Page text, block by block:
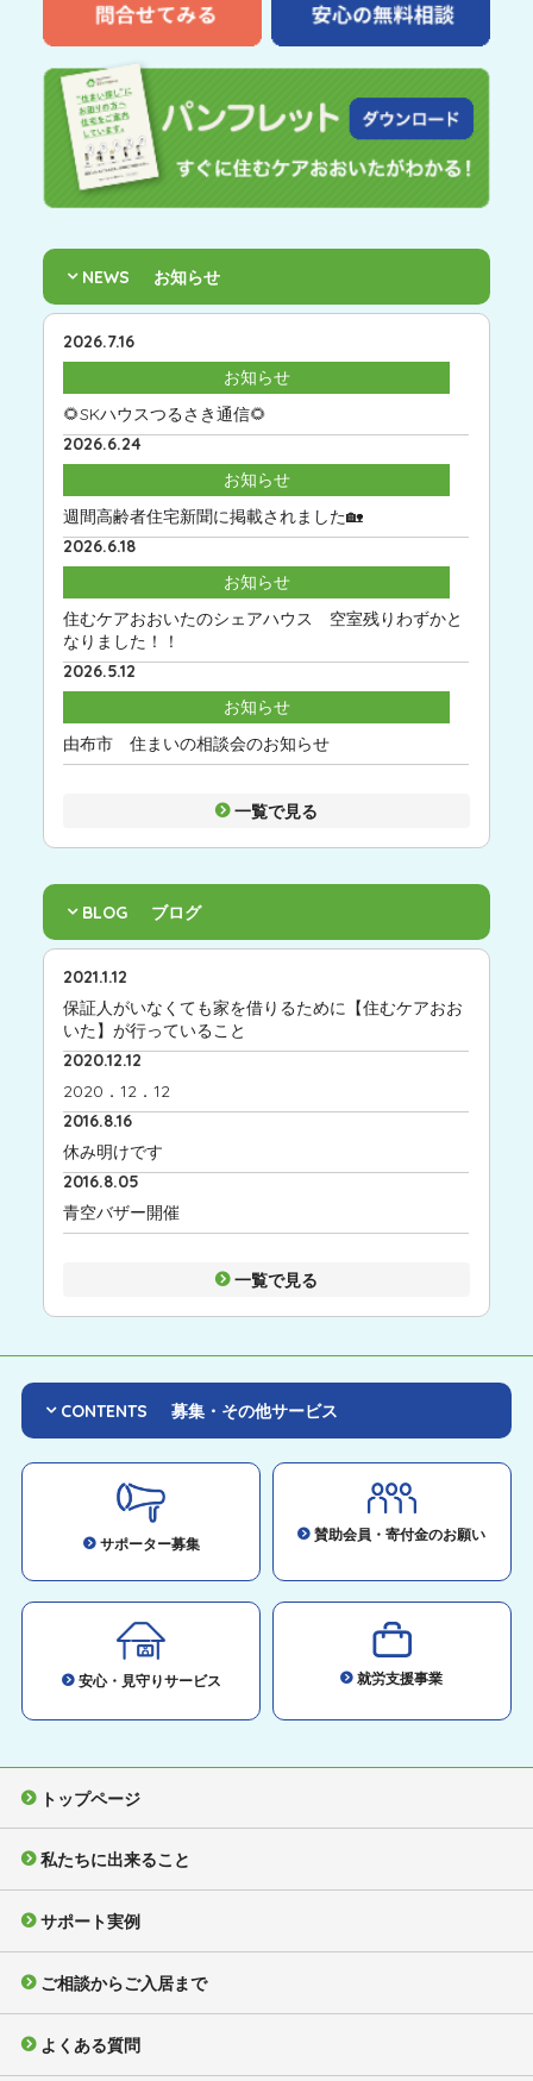
NEWS お知らせ
2026.7.16
お知らせ
🌻SKハウスつるさき通信🌻
2026.6.24
お知らせ
週間高齢者住宅新聞に掲載されました🏡
2026.6.18
お知らせ
住むケアおおいたのシェアハウス 空室残りわずかと
なりました！！
2026.5.12
お知らせ
由布市 住まいの相談会のお知らせ
一覧で見る
BLOG ブログ
2021.1.12
保証人がいなくても家を借りるために【住むケアおお
いた】が行っていること
2020.12.12
2020．12．12
2016.8.16
休み明けです
2016.8.05
青空バザー開催
一覧で見る
CONTENTS 募集・その他サービス
サポーター募集
賛助会員・寄付金のお願い
安心・見守りサービス 就労支援事業
トップページ
私たちに出来ること
サポート実例
ご相談からご入居まで
よくある質問